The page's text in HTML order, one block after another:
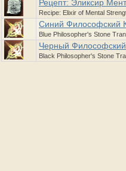
Рецепт: Эликсир
Recipe: Elixir of Mental
Синий Философский
Blue Philosopher's Stone
Черный
Black Philosopher's Stone